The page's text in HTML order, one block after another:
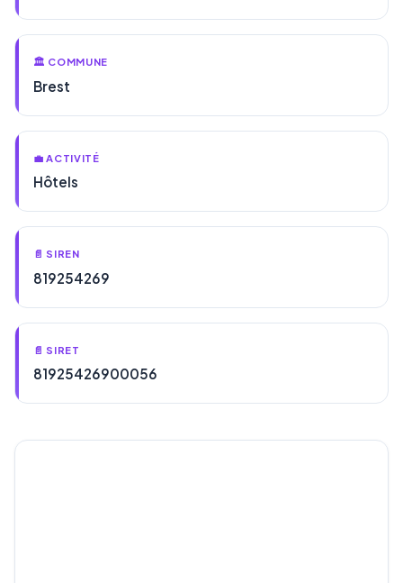
🏛️ COMMUNE
Brest
💼 ACTIVITÉ
Hôtels
📄 SIREN
819254269
📄 SIRET
81925426900056